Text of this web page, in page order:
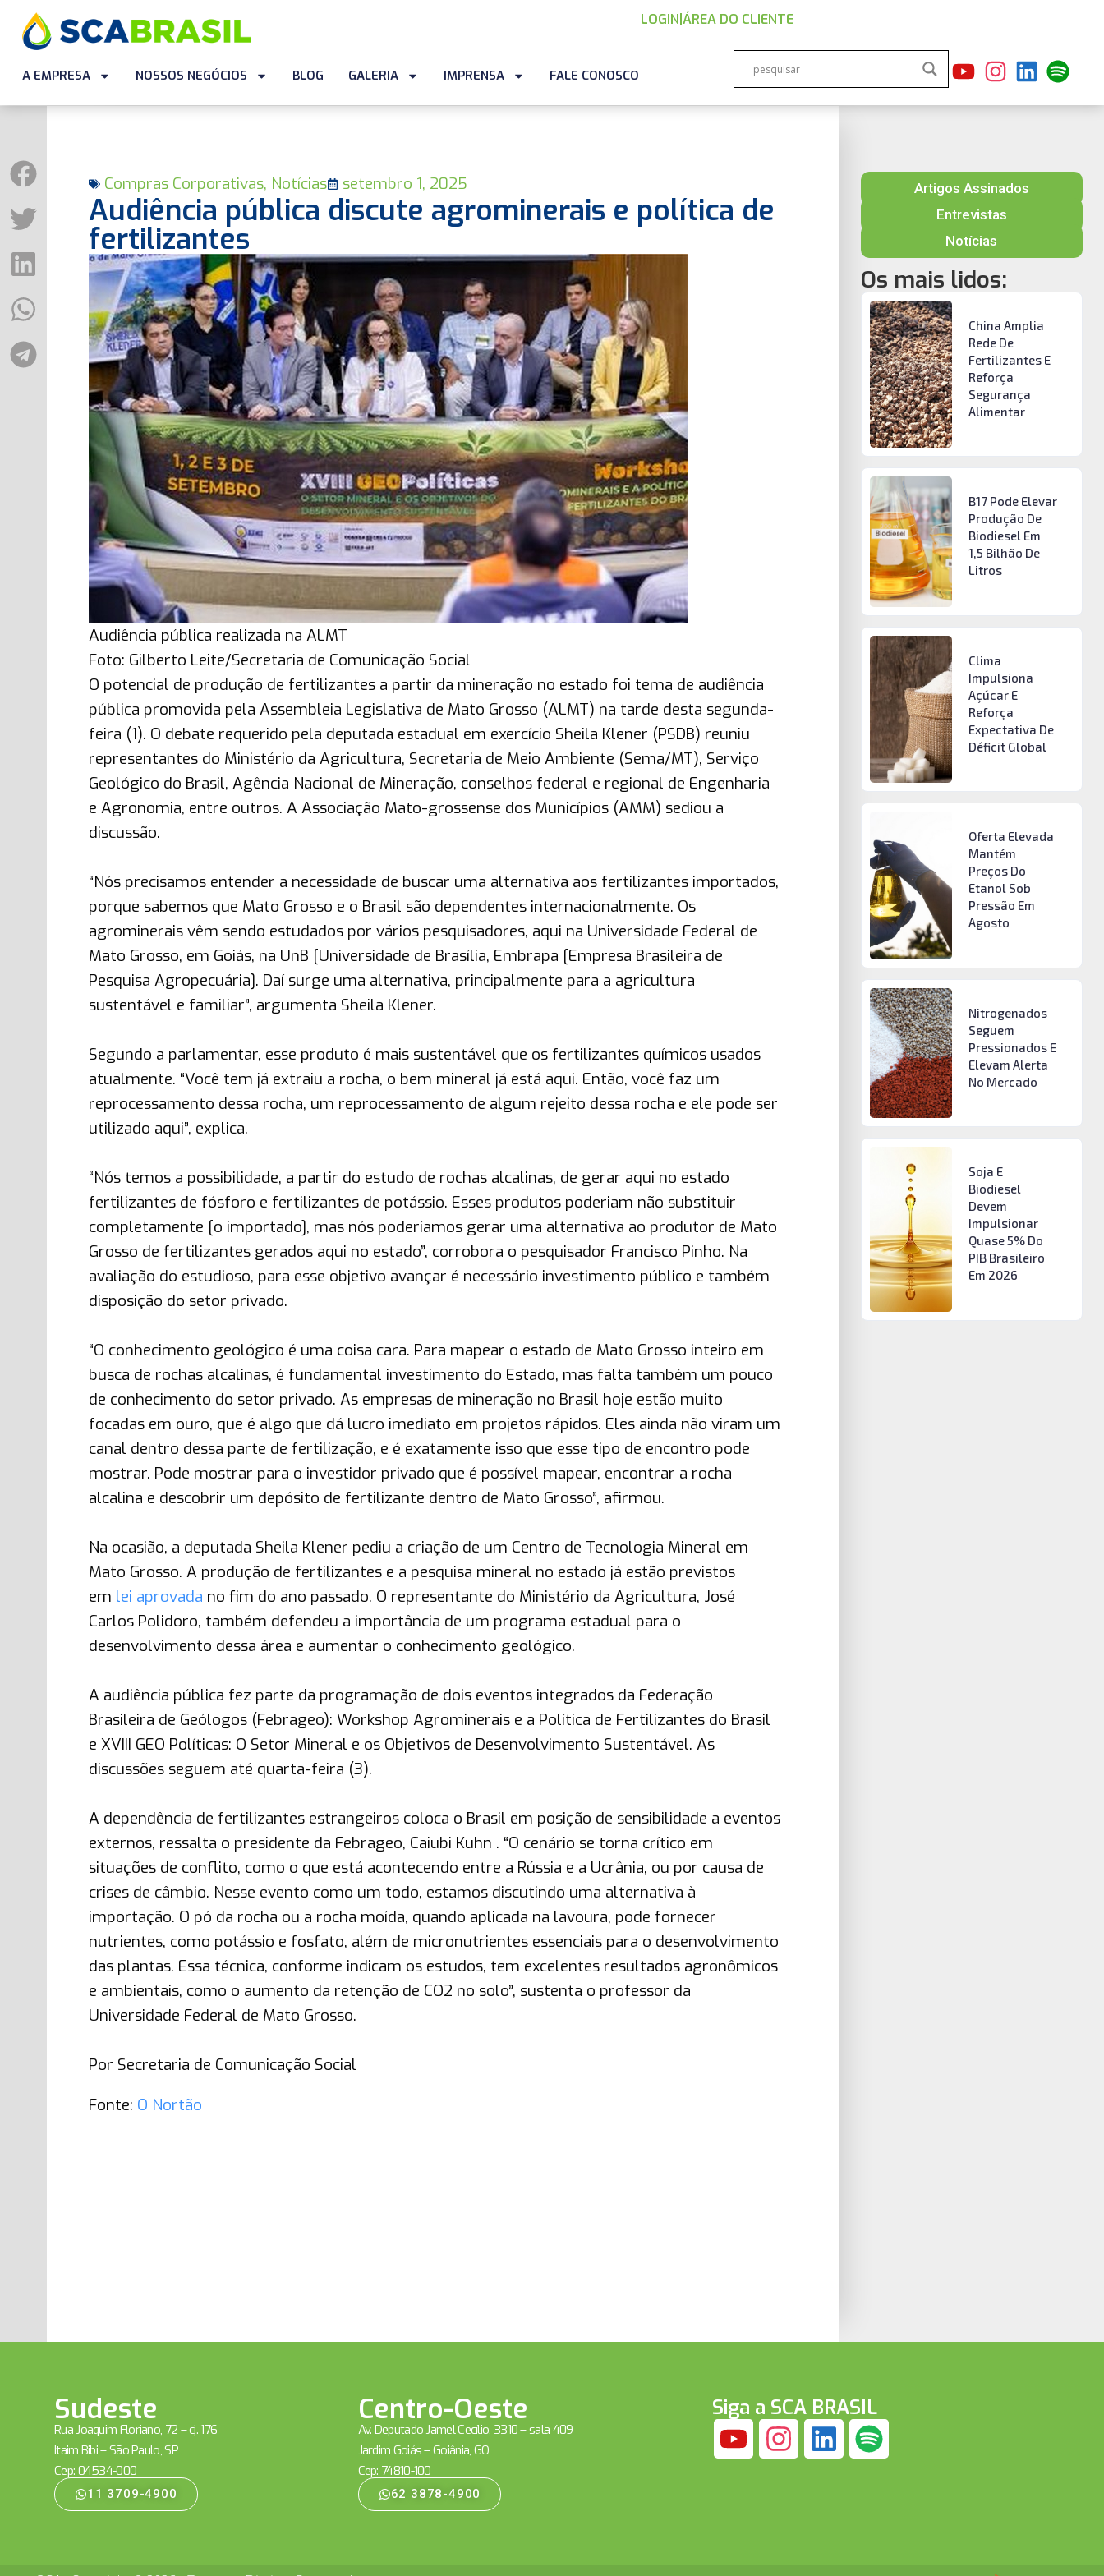
LOGIN |ÁREA DO CLIENTE
A EMPRESA NOSSOS NEGÓCIOS BLOG GALERIA IMPRENSA FALE CONOSCO
Compras Corporativas, Notícias setembro 1, 2025
Audiência pública discute agrominerais e política de
fertilizantes
Audiência pública realizada na ALMT
Foto: Gilberto Leite/Secretaria de Comunicação Social
O potencial de produção de fertilizantes a partir da mineração no estado foi tema de audiência
pública promovida pela Assembleia Legislativa de Mato Grosso (ALMT) na tarde desta segunda-
feira (1). O debate requerido pela deputada estadual em exercício Sheila Klener (PSDB) reuniu
representantes do Ministério da Agricultura, Secretaria de Meio Ambiente (Sema/MT), Serviço
Geológico do Brasil, Agência Nacional de Mineração, conselhos federal e regional de Engenharia
e Agronomia, entre outros. A Associação Mato-grossense dos Municípios (AMM) sediou a
discussão.
“Nós precisamos entender a necessidade de buscar uma alternativa aos fertilizantes importados,
porque sabemos que Mato Grosso e o Brasil são dependentes internacionalmente. Os
agrominerais vêm sendo estudados por vários pesquisadores, aqui na Universidade Federal de
Mato Grosso, em Goiás, na UnB [Universidade de Brasília, Embrapa [Empresa Brasileira de
Pesquisa Agropecuária]. Daí surge uma alternativa, principalmente para a agricultura
sustentável e familiar”, argumenta Sheila Klener.
Segundo a parlamentar, esse produto é mais sustentável que os fertilizantes químicos usados
atualmente. “Você tem já extraiu a rocha, o bem mineral já está aqui. Então, você faz um
reprocessamento dessa rocha, um reprocessamento de algum rejeito dessa rocha e ele pode ser
utilizado aqui”, explica.
“Nós temos a possibilidade, a partir do estudo de rochas alcalinas, de gerar aqui no estado
fertilizantes de fósforo e fertilizantes de potássio. Esses produtos poderiam não substituir
completamente [o importado], mas nós poderíamos gerar uma alternativa ao produtor de Mato
Grosso de fertilizantes gerados aqui no estado”, corrobora o pesquisador Francisco Pinho. Na
avaliação do estudioso, para esse objetivo avançar é necessário investimento público e também
disposição do setor privado.
“O conhecimento geológico é uma coisa cara. Para mapear o estado de Mato Grosso inteiro em
busca de rochas alcalinas, é fundamental investimento do Estado, mas falta também um pouco
de conhecimento do setor privado. As empresas de mineração no Brasil hoje estão muito
focadas em ouro, que é algo que dá lucro imediato em projetos rápidos. Eles ainda não viram um
canal dentro dessa parte de fertilização, e é exatamente isso que esse tipo de encontro pode
mostrar. Pode mostrar para o investidor privado que é possível mapear, encontrar a rocha
alcalina e descobrir um depósito de fertilizante dentro de Mato Grosso”, afirmou.
Na ocasião, a deputada Sheila Klener pediu a criação de um Centro de Tecnologia Mineral em
Mato Grosso. A produção de fertilizantes e a pesquisa mineral no estado já estão previstos
em lei aprovada no fim do ano passado. O representante do Ministério da Agricultura, José
Carlos Polidoro, também defendeu a importância de um programa estadual para o
desenvolvimento dessa área e aumentar o conhecimento geológico.
A audiência pública fez parte da programação de dois eventos integrados da Federação
Brasileira de Geólogos (Febrageo): Workshop Agrominerais e a Política de Fertilizantes do Brasil
e XVIII GEO Políticas: O Setor Mineral e os Objetivos de Desenvolvimento Sustentável. As
discussões seguem até quarta-feira (3).
A dependência de fertilizantes estrangeiros coloca o Brasil em posição de sensibilidade a eventos
externos, ressalta o presidente da Febrageo, Caiubi Kuhn . “O cenário se torna crítico em
situações de conflito, como o que está acontecendo entre a Rússia e a Ucrânia, ou por causa de
crises de câmbio. Nesse evento como um todo, estamos discutindo uma alternativa à
importação. O pó da rocha ou a rocha moída, quando aplicada na lavoura, pode fornecer
nutrientes, como potássio e fosfato, além de micronutrientes essenciais para o desenvolvimento
das plantas. Essa técnica, conforme indicam os estudos, tem excelentes resultados agronômicos
e ambientais, como o aumento da retenção de CO2 no solo”, sustenta o professor da
Universidade Federal de Mato Grosso.
Por Secretaria de Comunicação Social
Fonte: O Nortão
Artigos Assinados
Entrevistas
Notícias
Os mais lidos:
China Amplia
Rede De
Fertilizantes E
Reforça
Segurança
Alimentar
B17 Pode Elevar
Produção De
Biodiesel Em
1,5 Bilhão De
Litros
Clima
Impulsiona
Açúcar E
Reforça
Expectativa De
Déficit Global
Oferta Elevada
Mantém
Preços Do
Etanol Sob
Pressão Em
Agosto
Nitrogenados
Seguem
Pressionados E
Elevam Alerta
No Mercado
Soja E
Biodiesel
Devem
Impulsionar
Quase 5% Do
PIB Brasileiro
Em 2026
Sudeste
Rua Joaquim Floriano, 72 – cj. 176
Itaim Bibi – São Paulo, SP
Cep: 04534-000
11 3709-4900
Centro-Oeste
Av. Deputado Jamel Cecílio, 3310 – sala 409
Jardim Goiás – Goiânia, GO
Cep: 74810-100
62 3878-4900
Siga a SCA BRASIL